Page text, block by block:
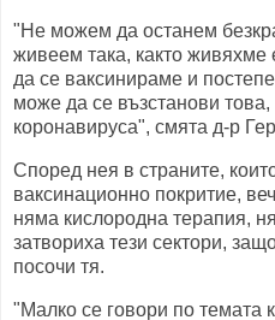
"Не можем да останем
живеем така, както живяхме
да се ваксинираме и
може да се възстанови
коронавируса", смята д-р
Според нея в страните,
ваксинационно покритие,
няма кислородна терапия,
затвориха тези сектори,
посочи тя.
"Малко се говори по темата